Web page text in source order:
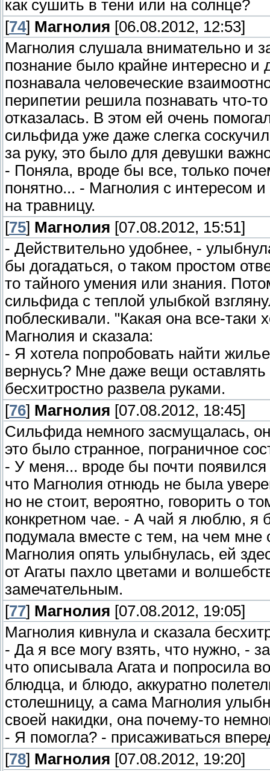
как сушить в тени или на солнце?
[74] Магнолия [06.08.2012, 12:53]
Магнолия слушала внимательно и
познание было крайне интересно
познавала человеческие
перипетии решила познавать что-
отказалась. В этом ей очень
сильфида уже даже слегка
за руку, это было для девушки
- Поняла, вроде бы все, только
понятно... - Магнолия с интересом
на травницу.
[75] Магнолия [07.08.2012, 15:51]
- Действительно удобнее, -
бы догадаться, о таком простом
то тайного умения или знания.
сильфида с теплой улыбкой
поблескивали. "Какая она все-
Магнолия и сказала:
- Я хотела попробовать найти
вернусь? Мне даже вещи
бесхитростно развела руками.
[76] Магнолия [07.08.2012, 18:45]
Сильфида немного засмущалась,
это было странное, пограничное
- У меня... вроде бы почти появился
что Магнолия отнюдь не была
но не стоит, вероятно, говорить о
конкретном чае. - А чай я люблю,
подумала вместе с тем, на чем мне
Магнолия опять улыбнулась, ей
от Агаты пахло цветами и
замечательным.
[77] Магнолия [07.08.2012, 19:05]
Магнолия кивнула и сказала
- Да я все могу взять, что нужно, -
что описывала Агата и попросила
блюдца, и блюдо, аккуратно
столешницу, а сама Магнолия
своей накидки, она почему-то
- Я помогла? - присаживаться
[78] Магнолия [07.08.2012, 19:20]